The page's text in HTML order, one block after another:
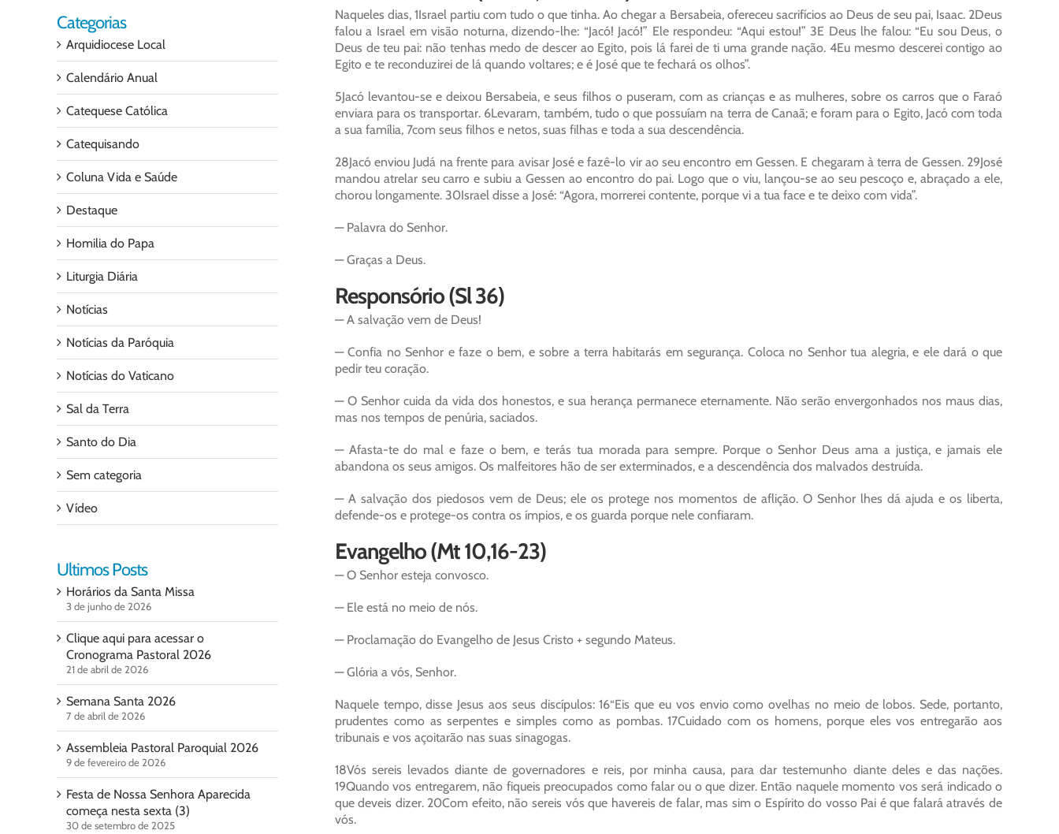
Naqueles dias, 1Israel partiu com tudo o que tinha. Ao chegar a Bersabeia, ofereceu sacrifícios ao Deus de seu pai, Isaac. 2Deus
falou a Israel em visão noturna, dizendo-lhe: “Jacó! Jacó!” Ele respondeu: “Aqui estou!” 3E Deus lhe falou: “Eu sou Deus, o
Deus de teu pai: não tenhas medo de descer ao Egito, pois lá farei de ti uma grande nação. 4Eu mesmo descerei contigo ao
Egito e te reconduzirei de lá quando voltares; e é José que te fechará os olhos”.
5Jacó levantou-se e deixou Bersabeia, e seus filhos o puseram, com as crianças e as mulheres, sobre os carros que o Faraó
enviara para os transportar. 6Levaram, também, tudo o que possuíam na terra de Canaã; e foram para o Egito, Jacó com toda
a sua família, 7com seus filhos e netos, suas filhas e toda a sua descendência.
28Jacó enviou Judá na frente para avisar José e fazê-lo vir ao seu encontro em Gessen. E chegaram à terra de Gessen. 29José
mandou atrelar seu carro e subiu a Gessen ao encontro do pai. Logo que o viu, lançou-se ao seu pescoço e, abraçado a ele,
chorou longamente. 30Israel disse a José: “Agora, morrerei contente, porque vi a tua face e te deixo com vida”.
— Palavra do Senhor.
— Graças a Deus.
Responsório (Sl 36)
— A salvação vem de Deus!
— Confia no Senhor e faze o bem, e sobre a terra habitarás em segurança. Coloca no Senhor tua alegria, e ele dará o que
pedir teu coração.
— O Senhor cuida da vida dos honestos, e sua herança permanece eternamente. Não serão envergonhados nos maus dias,
mas nos tempos de penúria, saciados.
— Afasta-te do mal e faze o bem, e terás tua morada para sempre. Porque o Senhor Deus ama a justiça, e jamais ele
abandona os seus amigos. Os malfeitores hão de ser exterminados, e a descendência dos malvados destruída.
— A salvação dos piedosos vem de Deus; ele os protege nos momentos de aflição. O Senhor lhes dá ajuda e os liberta,
defende-os e protege-os contra os ímpios, e os guarda porque nele confiaram.
Evangelho (Mt 10,16-23)
— O Senhor esteja convosco.
— Ele está no meio de nós.
— Proclamação do Evangelho de Jesus Cristo + segundo Mateus.
— Glória a vós, Senhor.
Naquele tempo, disse Jesus aos seus discípulos: 16“Eis que eu vos envio como ovelhas no meio de lobos. Sede, portanto,
prudentes como as serpentes e simples como as pombas. 17Cuidado com os homens, porque eles vos entregarão aos
tribunais e vos açoitarão nas suas sinagogas.
18Vós sereis levados diante de governadores e reis, por minha causa, para dar testemunho diante deles e das nações.
19Quando vos entregarem, não fiqueis preocupados como falar ou o que dizer. Então naquele momento vos será indicado o
que deveis dizer. 20Com efeito, não sereis vós que havereis de falar, mas sim o Espírito do vosso Pai é que falará através de
vós.
Categorias
Arquidiocese Local
Calendário Anual
Catequese Católica
Catequisando
Coluna Vida e Saúde
Destaque
Homilia do Papa
Liturgia Diária
Notícias
Notícias da Paróquia
Notícias do Vaticano
Sal da Terra
Santo do Dia
Sem categoria
Vídeo
Ultimos Posts
Horários da Santa Missa
3 de junho de 2026
Clique aqui para acessar o
Cronograma Pastoral 2026
21 de abril de 2026
Semana Santa 2026
7 de abril de 2026
Assembleia Pastoral Paroquial 2026
9 de fevereiro de 2026
Festa de Nossa Senhora Aparecida
começa nesta sexta (3)
30 de setembro de 2025